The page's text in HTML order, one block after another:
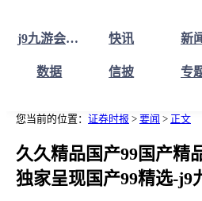
j9九游会官方登录首页 快讯 新
数据 信披 专
您当前的位置： 证券时报 > 要闻 > 正文
久久精品国产99国产精
独家呈现国产99精选-j9